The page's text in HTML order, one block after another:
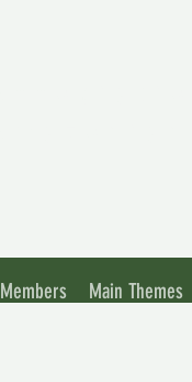
Members Main Themes